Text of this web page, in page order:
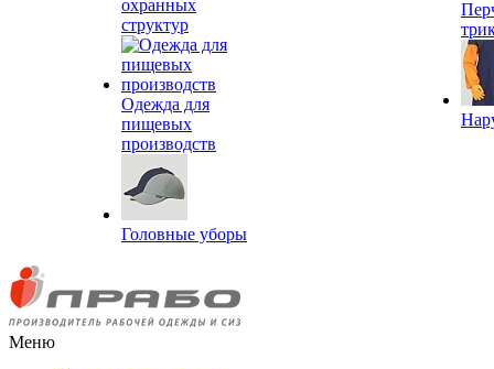
охранных
структур
Одежда для
пищевых
производств
Головные уборы
Меню